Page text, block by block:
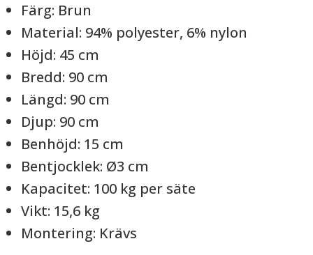
Färg: Brun
Material: 94% polyester, 6% nylon
Höjd: 45 cm
Bredd: 90 cm
Längd: 90 cm
Djup: 90 cm
Benhöjd: 15 cm
Bentjocklek: Ø3 cm
Kapacitet: 100 kg per säte
Vikt: 15,6 kg
Montering: Krävs